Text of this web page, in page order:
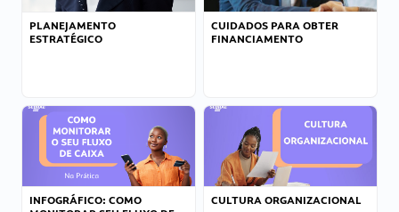
PLANEJAMENTO
ESTRATÉGICO
CUIDADOS PARA OBTER
FINANCIAMENTO
INFOGRÁFICO: COMO
CULTURA ORGANIZACIONAL